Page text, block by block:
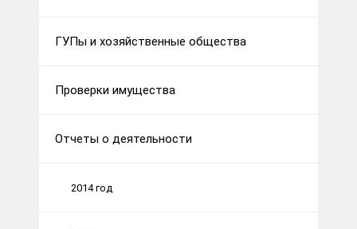
ГУПы и хозяйственные общества
Проверки имущества
Отчеты о деятельности
2014 год